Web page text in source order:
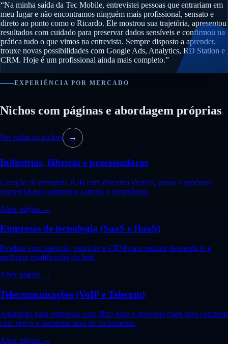
“Na minha saída da Tec Mobile, entrevistei pessoas que entrariam em
meu lugar e não encontramos ninguém mais profissional, sensato e
direto ao ponto como o Ricardo. Ele mostrou sua trajetória, apresentou
resultados com cuidado para preservar dados sensíveis e confirmou na
prática tudo o que vimos na entrevista. Sempre disposto a aprender,
trouxe novas possibilidades com Google Ads, Analytics, RD Station e
CRM. Hoje é um profissional ainda mais completo.”
EXPERIÊNCIA POR MERCADO
Nichos com páginas e abordagem próprias
Ver todos os nichos →
Indústrias, fábricas e processadoras
Geração de demanda B2B com discurso técnico, prova e processo
comercial para aumentar carteira e recorrência.
Abrir página →
Empresas de tecnologia (SaaS e HaaS)
Pipeline com intenção, nutrição e CRM para reduzir desperdício e
melhorar qualificação do lead.
Abrir página →
Telecomunicações (VoIP e Telecom)
Aquisição para empresas com filtro forte e proposta clara para competir
com preço e aumentar taxa de fechamento.
Abrir página →